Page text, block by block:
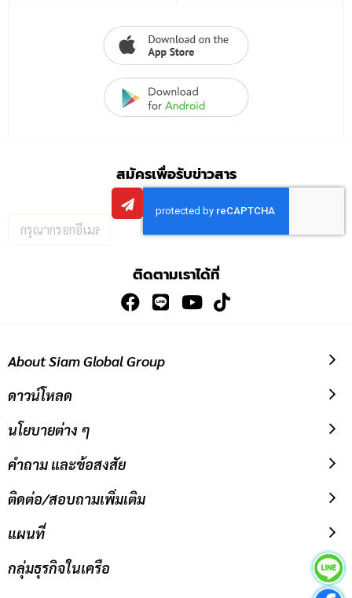
สมัครเพื่อรับข่าวสาร
กรอก
อีเมล
ติดตามเราได้ที่
About Siam Global Group
ดาวน์โหลด
นโยบายต่าง ๆ
คำถาม และข้อสงสัย
ติดต่อ/สอบถามเพิ่มเติม
แผนที่
กลุ่มธุรกิจในเครือ